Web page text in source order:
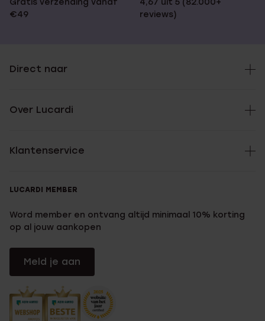
€49
reviews)
Direct naar
Over Lucardi
Klantenservice
LUCARDI MEMBER
Word member en ontvang altijd minimaal 10% korting
op al jouw aankopen
Meld je aan